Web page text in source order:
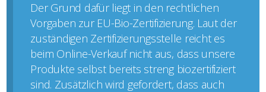
Der Grund dafür liegt in den rechtlichen
Vorgaben zur EU-Bio-Zertifizierung. Laut der
zuständigen Zertifizierungsstelle reicht es
beim Online-Verkauf nicht aus, dass unsere
Produkte selbst bereits streng biozertifiziert
sind. Zusätzlich wird gefordert, dass auch